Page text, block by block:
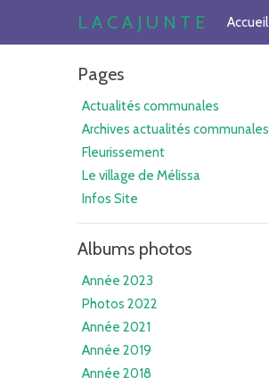
L A C A J U N T E Accueil
Pages
Actualités communales
Archives actualités communales
Fleurissement
Le village de Mélissa
Infos Site
Albums photos
Année 2023
Photos 2022
Année 2021
Année 2019
Année 2018